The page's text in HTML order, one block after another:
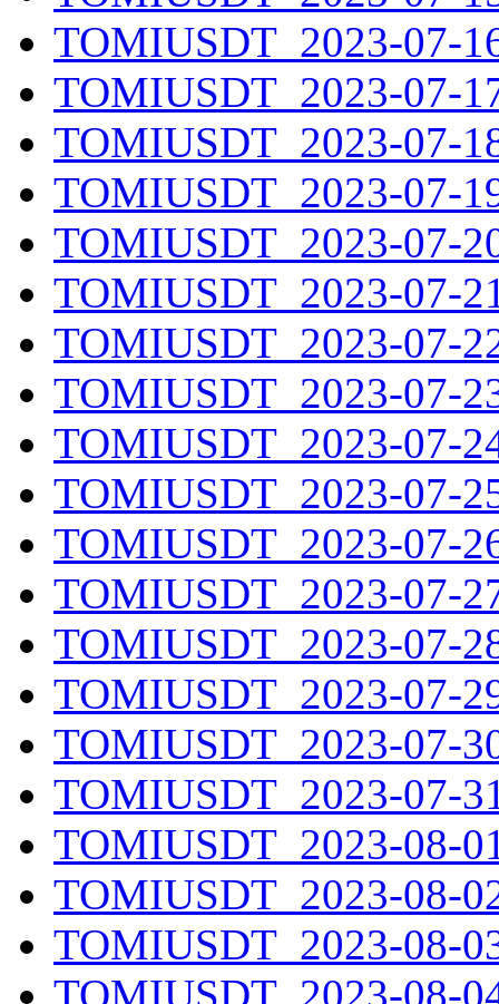
TOMIUSDT_2023-07-
TOMIUSDT_2023-07-
TOMIUSDT_2023-07-
TOMIUSDT_2023-07-
TOMIUSDT_2023-07-
TOMIUSDT_2023-07-
TOMIUSDT_2023-07-
TOMIUSDT_2023-07-
TOMIUSDT_2023-07-
TOMIUSDT_2023-07-
TOMIUSDT_2023-07-
TOMIUSDT_2023-07-
TOMIUSDT_2023-07-
TOMIUSDT_2023-07-
TOMIUSDT_2023-07-
TOMIUSDT_2023-07-
TOMIUSDT_2023-08-
TOMIUSDT_2023-08-
TOMIUSDT_2023-08-
TOMIUSDT_2023-08-